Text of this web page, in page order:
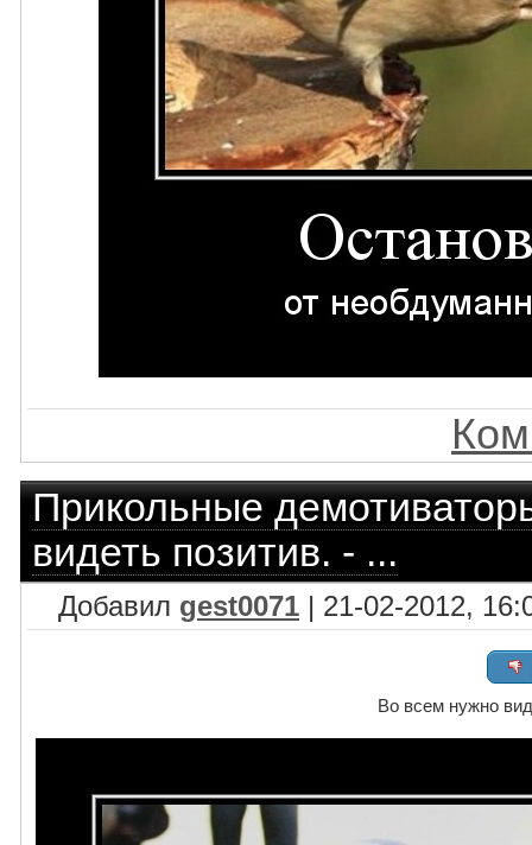
Прикольные
видеть позитив. - ...
Добавил gest0071 | 21-02-2012,
Во всем нужно